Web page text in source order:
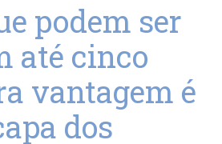
podem ser
até cinco
vantagem é
dos